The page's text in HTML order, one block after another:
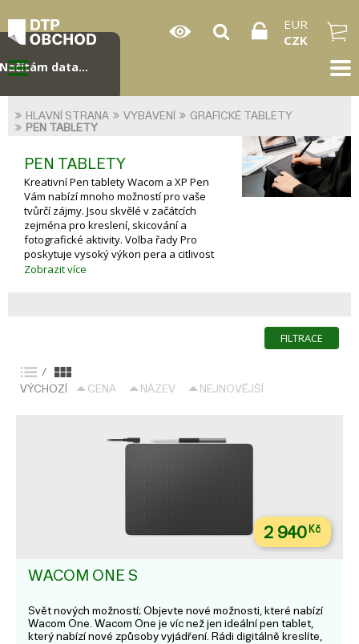
EUR
CZK
HLAVNÍ STRANA VYBAVENÍ
GRAFICKÉ TABLETY
PEN TABLETY
PEN TABLETY
Kreativní Pen tablety Wacom a XP Pen
Vám nabízí mnoho možností pro vaše
tvůrčí zájmy. Jsou skvělé v začátcích
zejména pro kreslení, skicování a
fotografické aktivity. Volba řady Pro
poskytuje vysoký výkon pera a citlivost
přítlaku, více přidaných funkcí
Zobrazit více
FILTRACE
/
VÝCHOZÍ
CENA NÁZEV NEJNOVĚJŠÍ
2 940Kč
WACOM ONE S
Svět nových možností; Objevte nové možnosti, které nabízí
Wacom One. Wacom One je víc než jen ideální pen tablet,
který nabízí nové způsoby vyjádření. Rádi digitálně kreslíte,
Načítám data...